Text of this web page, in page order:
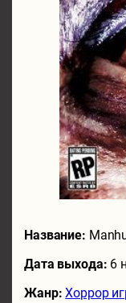
Название:
Дата выхода: 6
Жанр: Хоррор